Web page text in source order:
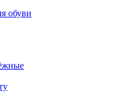
обуви